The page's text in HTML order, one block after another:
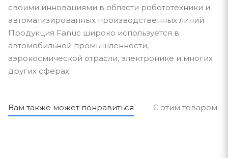
своими инновациями в области робототехники и
автоматизированных производственных линий.
Продукция Fanuc широко используется в
автомобильной промышленности,
аэрокосмической отрасли, электронике и многих
других сферах.
Вам также может понравиться С этим товаром